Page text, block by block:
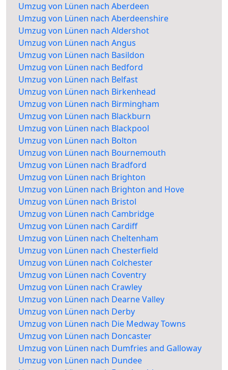
Umzug von Lünen nach Aberdeen
Umzug von Lünen nach Aberdeenshire
Umzug von Lünen nach Aldershot
Umzug von Lünen nach Angus
Umzug von Lünen nach Basildon
Umzug von Lünen nach Bedford
Umzug von Lünen nach Belfast
Umzug von Lünen nach Birkenhead
Umzug von Lünen nach Birmingham
Umzug von Lünen nach Blackburn
Umzug von Lünen nach Blackpool
Umzug von Lünen nach Bolton
Umzug von Lünen nach Bournemouth
Umzug von Lünen nach Bradford
Umzug von Lünen nach Brighton
Umzug von Lünen nach Brighton and Hove
Umzug von Lünen nach Bristol
Umzug von Lünen nach Cambridge
Umzug von Lünen nach Cardiff
Umzug von Lünen nach Cheltenham
Umzug von Lünen nach Chesterfield
Umzug von Lünen nach Colchester
Umzug von Lünen nach Coventry
Umzug von Lünen nach Crawley
Umzug von Lünen nach Dearne Valley
Umzug von Lünen nach Derby
Umzug von Lünen nach Die Medway Towns
Umzug von Lünen nach Doncaster
Umzug von Lünen nach Dumfries and Galloway
Umzug von Lünen nach Dundee